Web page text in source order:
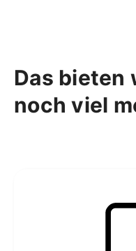
Das bieten
noch viel